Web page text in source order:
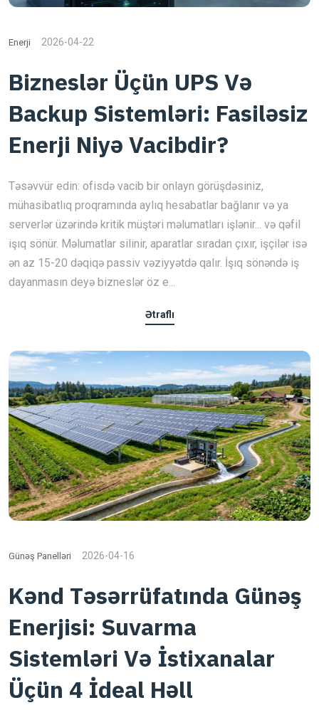
Enerji 2026-04-22
Bizneslər Üçün UPS Və
Backup Sistemləri: Fasiləsiz
Enerji Niyə Vacibdir?
Təsəvvür edin: ofisdə vacib bir onlayn görüşdəsiniz,
mühasibatlıq proqramında aylıq hesabatlar bağlanır və ya
serverlər üzərində kritik müştəri məlumatları işlənir... və qəfil
işıq sönür. Məlumatlar silinir, aparatlar sıradan çıxır, işçilər isə
ən az 15-20 dəqiqə passiv vəziyyətdə qalır. İşıq sönəndə iş
dayanmasın deyə bizneslər öz e...
Ətraflı
Günəş Panelləri 2026-04-16
Kənd Təsərrüfatında Günəş
Enerjisi: Suvarma
Sistemləri Və İstixanalar
Üçün 4 İdeal Həll